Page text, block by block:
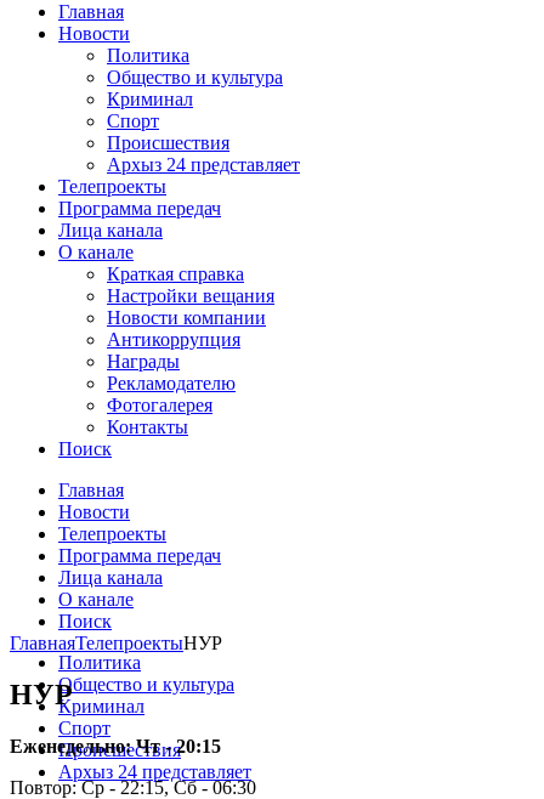
Главная
Новости
Политика
Общество и культура
Криминал
Спорт
Происшествия
Архыз 24 представляет
Телепроекты
Программа передач
Лица канала
О канале
Краткая справка
Настройки вещания
Новости компании
Антикоррупция
Награды
Рекламодателю
Фотогалерея
Контакты
Поиск
Главная
Новости
Телепроекты
Программа передач
Лица канала
О канале
Поиск
Политика
Общество и культура
Криминал
Спорт
Происшествия
Архыз 24 представляет
ГлавнаяТелепроектыНУР
НУР
Еженедельно: Чт - 20:15
Повтор: Ср - 22:15, Сб - 06:30